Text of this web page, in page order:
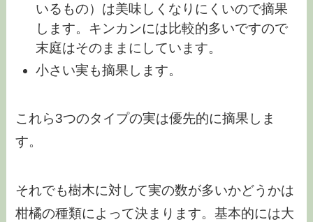
いるもの）は美味しくなりにくいので摘果
します。キンカンには比較的多いですので
末庭はそのままにしています。
小さい実も摘果します。
これら3つのタイプの実は優先的に摘果しま
す。
それでも樹木に対して実の数が多いかどうかは
柑橘の種類によって決まります。基本的には大